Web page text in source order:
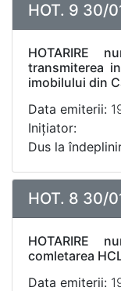
HOT. 9 30/
HOTARIRE
transmiterea
imobilului din
Data emiterii:
Inițiator:
Dus la
HOT. 8 30/
HOTARIRE
comletarea
Data emiterii: